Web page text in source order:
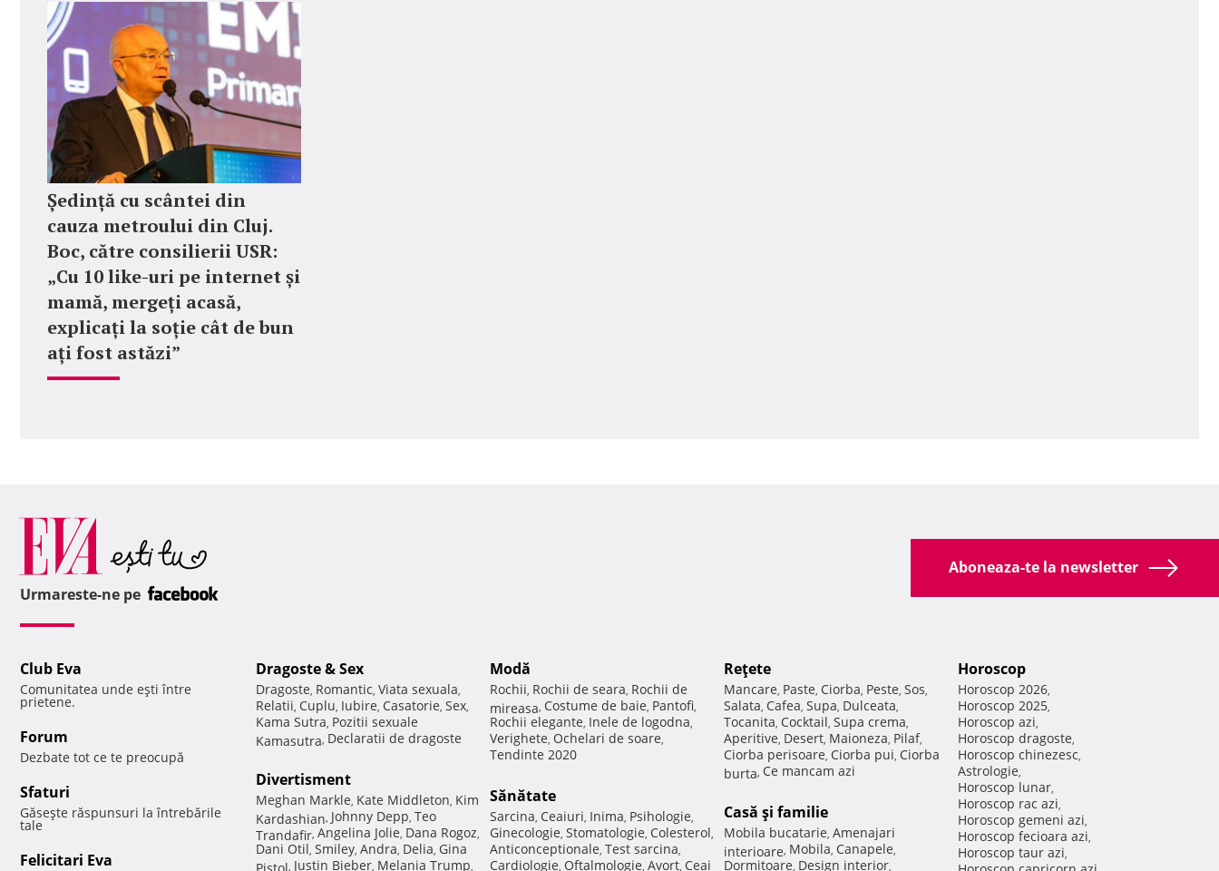
Ședință cu scântei din
cauza metroului din Cluj.
Boc, către consilierii USR:
„Cu 10 like-uri pe internet și
mamă, mergeți acasă,
explicați la soție cât de bun
ați fost astăzi”
Aboneaza-te la newsletter
Urmareste-ne pe
Club Eva
Comunitatea unde eşti între
prietene.
Forum
Dezbate tot ce te preocupă
Sfaturi
Găseşte răspunsuri la întrebările
tale
Felicitari Eva
Dragoste & Sex
Dragoste, Romantic, Viata sexuala,
Relatii, Cuplu, Iubire, Casatorie, Sex,
Kama Sutra, Pozitii sexuale
Kamasutra, Declaratii de dragoste
Divertisment
Meghan Markle, Kate Middleton, Kim
Kardashian, Johnny Depp, Teo
Trandafir, Angelina Jolie, Dana Rogoz,
Dani Otil, Smiley, Andra, Delia, Gina
Pistol, Justin Bieber, Melania Trump,
Modă
Rochii, Rochii de seara, Rochii de
mireasa, Costume de baie, Pantofi,
Rochii elegante, Inele de logodna,
Verighete, Ochelari de soare,
Tendinte 2020
Sănătate
Sarcina, Ceaiuri, Inima, Psihologie,
Ginecologie, Stomatologie, Colesterol,
Anticonceptionale, Test sarcina,
Cardiologie, Oftalmologie, Avort, Ceai
Reţete
Mancare, Paste, Ciorba, Peste, Sos,
Salata, Cafea, Supa, Dulceata,
Tocanita, Cocktail, Supa crema,
Aperitive, Desert, Maioneza, Pilaf,
Ciorba perisoare, Ciorba pui, Ciorba
burta, Ce mancam azi
Casă şi familie
Mobila bucatarie, Amenajari
interioare, Mobila, Canapele,
Dormitoare, Design interior,
Horoscop
Horoscop 2026,
Horoscop 2025,
Horoscop azi,
Horoscop dragoste,
Horoscop chinezesc,
Astrologie,
Horoscop lunar,
Horoscop rac azi,
Horoscop gemeni azi,
Horoscop fecioara azi,
Horoscop taur azi,